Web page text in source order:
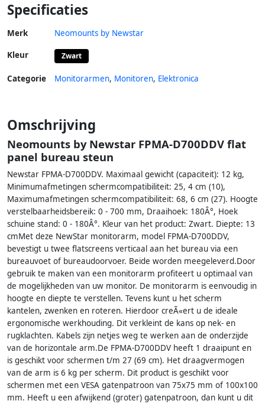
Specificaties
Merk Neomounts by Newstar
Kleur Zwart
Categorie Monitorarmen, Monitoren, Elektronica
Omschrijving
Neomounts by Newstar FPMA-D700DDV flat
panel bureau steun
Newstar FPMA-D700DDV. Maximaal gewicht (capaciteit): 12 kg,
Minimumafmetingen schermcompatibiliteit: 25, 4 cm (10),
Maximumafmetingen schermcompatibiliteit: 68, 6 cm (27). Hoogte
verstelbaarheidsbereik: 0 - 700 mm, Draaihoek: 180Â°, Hoek
schuine stand: 0 - 180Â°. Kleur van het product: Zwart. Diepte: 13
cmMet deze NewStar monitorarm, model FPMA-D700DDV,
bevestigt u twee flatscreens verticaal aan het bureau via een
bureauvoet of bureaudoorvoer. Beide worden meegeleverd.Door
gebruik te maken van een monitorarm profiteert u optimaal van
de mogelijkheden van uw monitor. De monitorarm is eenvoudig in
hoogte en diepte te verstellen. Tevens kunt u het scherm
kantelen, zwenken en roteren. Hierdoor creÃ«ert u de ideale
ergonomische werkhouding. Dit verkleint de kans op nek- en
rugklachten. Kabels zijn netjes weg te werken aan de onderzijde
van de horizontale arm.De FPMA-D700DDV heeft 1 draaipunt en
is geschikt voor schermen t/m 27 (69 cm). Het draagvermogen
van de arm is 6 kg per scherm. Dit product is geschikt voor
schermen met een VESA gatenpatroon van 75x75 mm of 100x100
mm. Heeft u een afwijkend (groter) gatenpatroon, dan kunt u dit